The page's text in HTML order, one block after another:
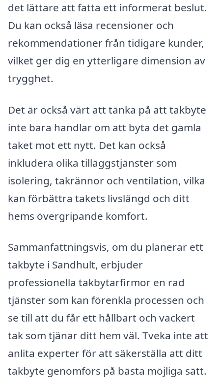
det lättare att fatta ett informerat beslut.
Du kan också läsa recensioner och
rekommendationer från tidigare kunder,
vilket ger dig en ytterligare dimension av
trygghet.
Det är också värt att tänka på att takbyte
inte bara handlar om att byta det gamla
taket mot ett nytt. Det kan också
inkludera olika tilläggstjänster som
isolering, takrännor och ventilation, vilka
kan förbättra takets livslängd och ditt
hems övergripande komfort.
Sammanfattningsvis, om du planerar ett
takbyte i Sandhult, erbjuder
professionella takbytarfirmor en rad
tjänster som kan förenkla processen och
se till att du får ett hållbart och vackert
tak som tjänar ditt hem väl. Tveka inte att
anlita experter för att säkerställa att ditt
takbyte genomförs på bästa möjliga sätt.